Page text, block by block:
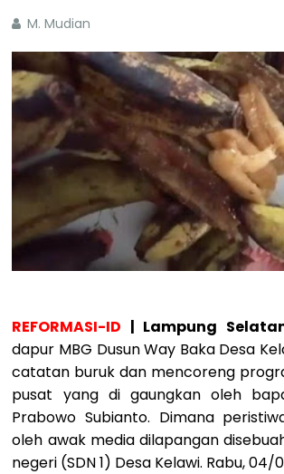
M. Mudian
REFORMASI-ID | Lampung
dapur MBG Dusun Way Baka Desa
catatan buruk dan mencoreng
pusat yang di gaungkan oleh
Prabowo Subianto. Dimana
oleh awak media dilapangan
negeri (SDN 1) Desa Kelawi. Rabu, 04/